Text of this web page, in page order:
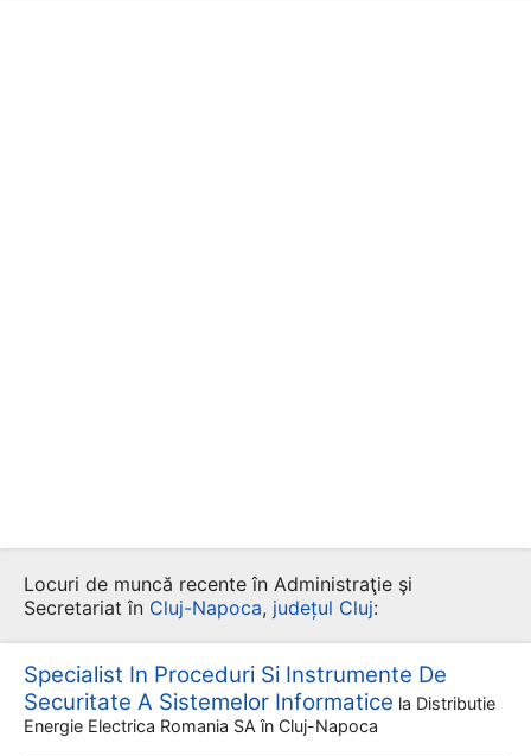
Locuri de muncă recente în Administraţie şi
Secretariat în Cluj-Napoca, județul Cluj:
Specialist In Proceduri Si Instrumente De
Securitate A Sistemelor Informatice la Distributie
Energie Electrica Romania SA în Cluj-Napoca